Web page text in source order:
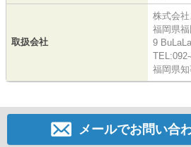
取扱会社
株式会
福岡県
9
福岡県
メールでお問い合